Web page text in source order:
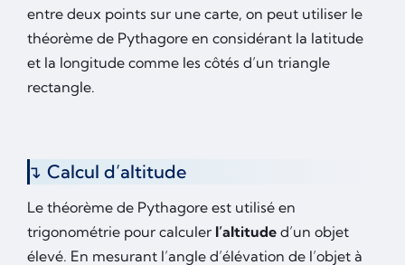
entre deux points sur une carte, on peut utiliser le
théorème de Pythagore en considérant la latitude
et la longitude comme les côtés d’un triangle
rectangle.
Calcul d’altitude
Le théorème de Pythagore est utilisé en
trigonométrie pour calculer l’altitude d’un objet
élevé. En mesurant l’angle d’élévation de l’objet à